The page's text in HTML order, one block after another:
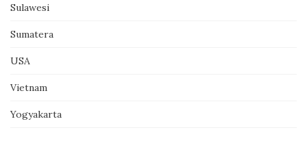
Sulawesi
Sumatera
USA
Vietnam
Yogyakarta